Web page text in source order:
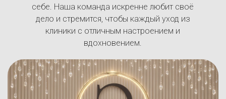
себе. Наша команда искренне любит своё
дело и стремится, чтобы каждый уход из
клиники с отличным настроением и
вдохновением.